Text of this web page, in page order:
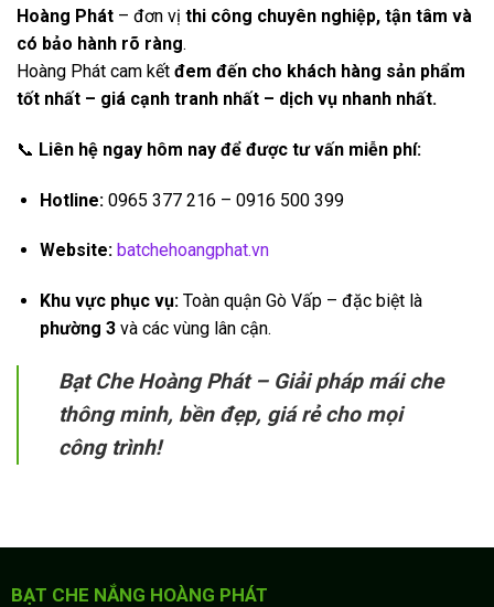
Hoàng Phát – đơn vị thi công chuyên nghiệp, tận tâm và
có bảo hành rõ ràng.
Hoàng Phát cam kết đem đến cho khách hàng sản phẩm
tốt nhất – giá cạnh tranh nhất – dịch vụ nhanh nhất.
📞 Liên hệ ngay hôm nay để được tư vấn miễn phí:
Hotline:0965 377 216 – 0916 500 399
Website: batchehoangphat.vn
Khu vực phục vụ:Toàn quận Gò Vấp – đặc biệt là
phường 3và các vùng lân cận.
Bạt Che Hoàng Phát – Giải pháp mái che
thông minh, bền đẹp, giá rẻ cho mọi
công trình!
BẠT CHE NẮNG HOÀNG PHÁT